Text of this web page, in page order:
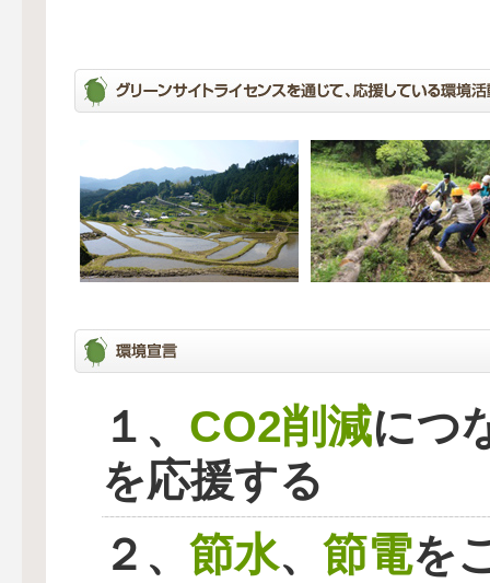
１、 CO2削減につ
を応援する
２、 節水、 節電を